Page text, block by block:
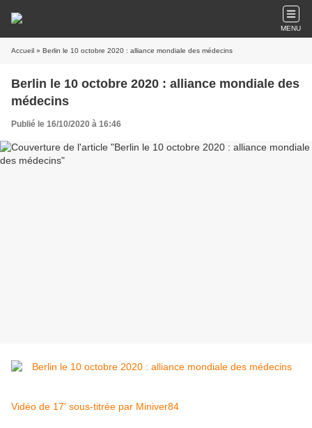
MENU
Accueil » Berlin le 10 octobre 2020 : alliance mondiale des médecins
Berlin le 10 octobre 2020 : alliance mondiale des
médecins
Publié le 16/10/2020 à 16:46
Vidéo de 17' sous-titrée par Miniver84